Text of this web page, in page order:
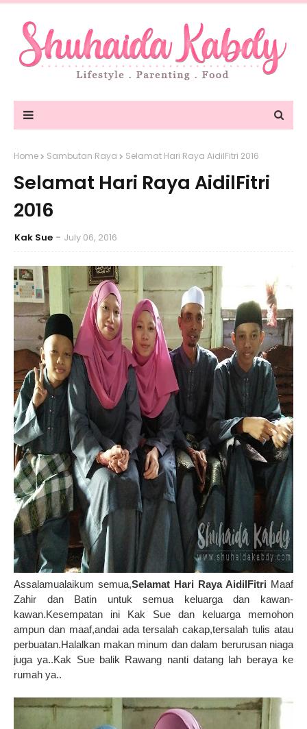
Home Sambutan Raya Selamat Hari Raya AidilFitri 2016
Selamat Hari Raya AidilFitri
2016
Kak Sue July 06, 2016
Assalamualaikum semua,Selamat Hari Raya AidilFitri Maaf
Zahir dan Batin untuk semua keluarga dan kawan-
kawan.Kesempatan ini Kak Sue dan keluarga memohon
ampun dan maaf,andai ada tersalah cakap,tersalah tulis atau
perbuatan.Halalkan makan minum dan dalam berurusan niaga
juga ya..Kak Sue balik Rawang nanti datang lah beraya ke
rumah ya..